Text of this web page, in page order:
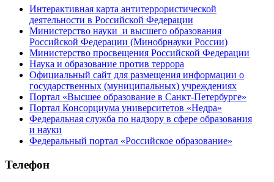
Интерактивная карта антитеррористической
деятельности в Российской Федерации
Министерство науки и высшего образования
Российской Федерации (Минобрнауки России)
Министерство просвещения Российской Федерации
Наука и образование против террора
Официальный сайт для размещения информации о
государственных (муниципальных) учреждениях
Портал «Высшее образование в Санкт-Петербурге»
Портал Консорциума университетов «Недра»
Федеральная служба по надзору в сфере образования
и науки
Федеральный портал «Российское образование»
Телефон